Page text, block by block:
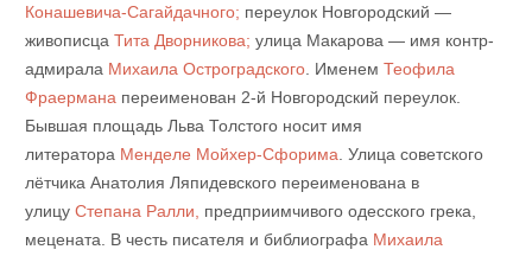
Конашевича-Сагайдачного; переулок Новгородский —
живописца Тита Дворникова; улица Макарова — имя контр-
адмирала Михаила Остроградского. Именем Теофила
Фраермана переименован 2-й Новгородский переулок.
Бывшая площадь Льва Толстого носит имя
литератора Менделе Мойхер-Сфорима . Улица советского
лётчика Анатолия Ляпидевского переименована в
улицу Степана Ралли,
предприимчивого одесского грека,
мецената. В честь писателя и библиографа Михаила